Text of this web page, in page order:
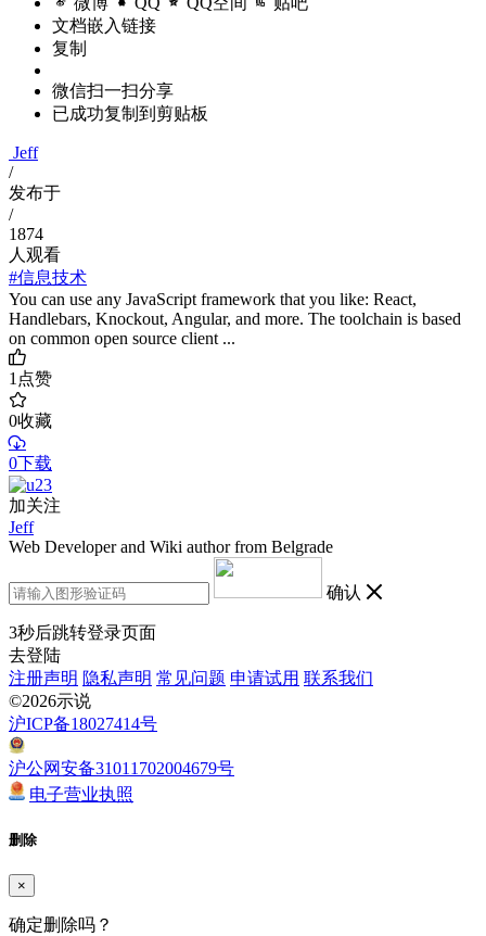
文档嵌入链接
复制
微信扫一扫分享
已成功复制到剪贴板
Jeff
/
发布于
/
1874
人观看
#信息技术
You can use any JavaScript framework that you like: React,
Handlebars, Knockout, Angular, and more. The toolchain is based
on common open source client ...
1点赞
0收藏
0下载
加关注
Jeff
Web Developer and Wiki author from Belgrade
确认
3秒后跳转登录页面
去登陆
注册声明 隐私声明 常见问题 申请试用 联系我们
©2026示说
沪ICP备18027414号
沪公网安备31011702004679号
电子营业执照
删除
×
确定删除吗？